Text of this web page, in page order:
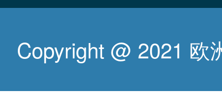
Copyright @ 2021 欧